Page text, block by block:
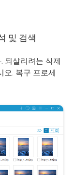
및 검색
되살리려는 삭제
. 복구 프로세